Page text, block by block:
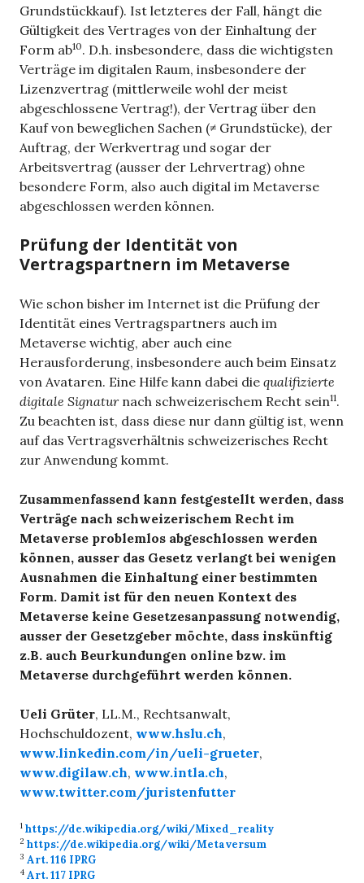
Grundstückkauf). Ist letzteres der Fall, hängt die
Gültigkeit des Vertrages von der Einhaltung der
Form ab10. D.h. insbesondere, dass die wichtigsten
Verträge im digitalen Raum, insbesondere der
Lizenzvertrag (mittlerweile wohl der meist
abgeschlossene Vertrag!), der Vertrag über den
Kauf von beweglichen Sachen (≠ Grundstücke), der
Auftrag, der Werkvertrag und sogar der
Arbeitsvertrag (ausser der Lehrvertrag) ohne
besondere Form, also auch digital im Metaverse
abgeschlossen werden können.
Prüfung der Identität von
Vertragspartnern im Metaverse
Wie schon bisher im Internet ist die Prüfung der
Identität eines Vertragspartners auch im
Metaverse wichtig, aber auch eine
Herausforderung, insbesondere auch beim Einsatz
von Avataren. Eine Hilfe kann dabei die qualifizierte
digitale Signaturnach schweizerischem Recht sein11.
Zu beachten ist, dass diese nur dann gültig ist, wenn
auf das Vertragsverhältnis schweizerisches Recht
zur Anwendung kommt.
Zusammenfassend kann festgestellt werden, dass
Verträge nach schweizerischem Recht im
Metaverse problemlos abgeschlossen werden
können, ausser das Gesetz verlangt bei wenigen
Ausnahmen die Einhaltung einer bestimmten
Form. Damit ist für den neuen Kontext des
Metaverse keine Gesetzesanpassung notwendig,
ausser der Gesetzgeber möchte, dass inskünftig
z.B. auch Beurkundungen online bzw. im
Metaverse durchgeführt werden können.
Ueli Grüter, LL.M., Rechtsanwalt,
Hochschuldozent, www.hslu.ch,
www.linkedin.com/in/ueli-grueter,
www.digilaw.ch, www.intla.ch,
www.twitter.com/juristenfutter
1 https://de.wikipedia.org/wiki/Mixed_reality
2 https://de.wikipedia.org/wiki/Metaversum
3 Art. 116 IPRG
4 Art. 117 IPRG